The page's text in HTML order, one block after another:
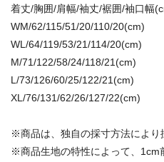
着丈/胸囲/肩幅/袖丈/裾囲/袖口幅
WM/62/115/51/20/110/20(cm)
WL/64/119/53/21/114/20(cm)
M/71/122/58/24/118/21(cm)
L/73/126/60/25/122/21(cm)
XL/76/131/62/26/127/22(cm)
※商品は、独自の採寸方法により
※商品生地の特性によって、1cm